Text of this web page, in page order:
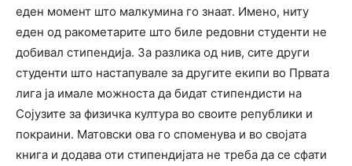
еден момент што малкумина го знаат. Имено, ниту
еден од ракометарите што биле редовни студенти не
добивал стипендија. За разлика од нив, сите други
студенти што настапувале за другите екипи во Првата
лига ја имале можноста да бидат стипендисти на
Сојузите за физичка култура во своите републики и
покраини. Матовски ова го споменува и во својата
книга и додава оти стипендијата не треба да се сфати